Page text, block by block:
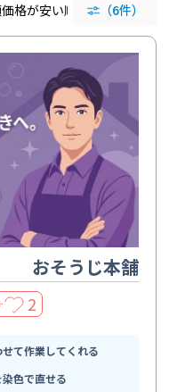
価格が安い順 評価が高い順
（6件）
おそうじ本舗
2
て作業してくれる
色で直せる